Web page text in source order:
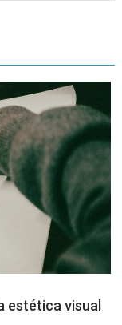
estética visual